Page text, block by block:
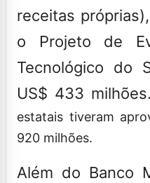
receitas
o Projeto de
Tecnológico do
US$ 433 milhões.
estatais tiveram
920 milhões.
Além do Banco